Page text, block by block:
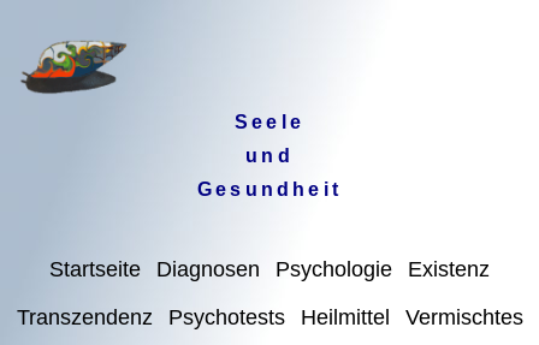
Seele
und
Gesundheit
Startseite Diagnosen Psychologie
Existenz
Transzendenz
Psychotests Heilmittel
Vermischtes